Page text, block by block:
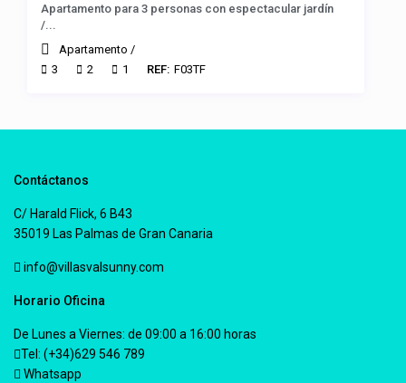
Apartamento para 3 personas con espectacular jardín
/...
Apartamento /
3
2 1 REF: F03TF
Contáctanos
C/ Harald Flick, 6 B43
35019 Las Palmas de Gran Canaria
info@villasvalsunny.com
Horario Oficina
De Lunes a Viernes: de 09:00 a 16:00 horas
Tel: (+34)629 546 789
Whatsapp